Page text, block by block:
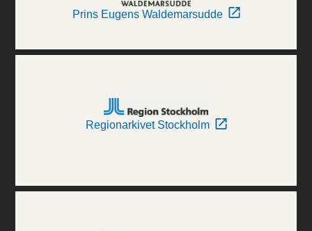
Prins Eugens Waldemarsudde
Regionarkivet Stockholm